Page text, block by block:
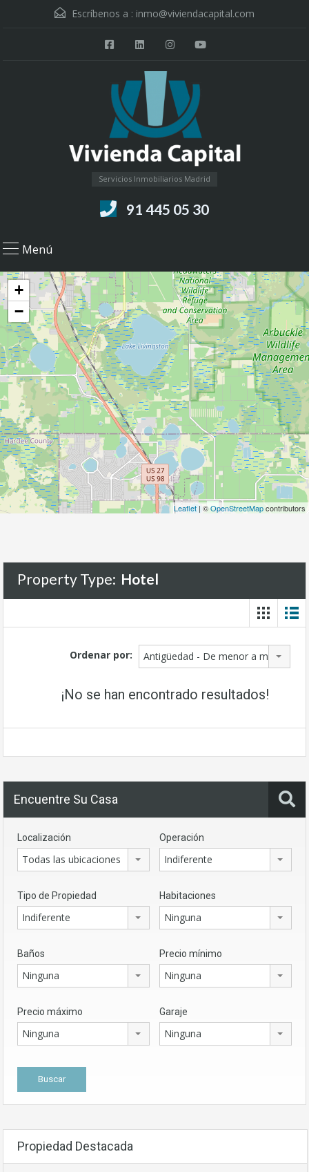
Escríbenos a : inmo@viviendacapital.com
Servicios Inmobiliarios Madrid
91 445 05 30
Menú
+
−
Leaflet | ©OpenStreetMapcontributors
Property Type: Hotel
Ordenar por: Antigüedad - De menor a mayor
¡No se han encontrado resultados!
Encuentre Su Casa
Localización
Todas las ubicaciones
Operación
Indiferente
Tipo de Propiedad
Indiferente
Habitaciones
Ninguna
Baños
Ninguna
Precio mínimo
Ninguna
Precio máximo
Ninguna
Garaje
Ninguna
Propiedad Destacada